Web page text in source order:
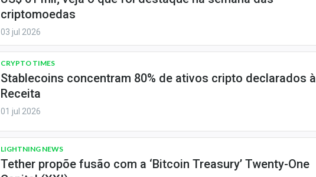
criptomoedas
03 jul 2026
CRYPTO TIMES
Stablecoins concentram 80% de ativos cripto declarados à
Receita
01 jul 2026
LIGHTNING NEWS
Tether propõe fusão com a ‘Bitcoin Treasury’ Twenty-One